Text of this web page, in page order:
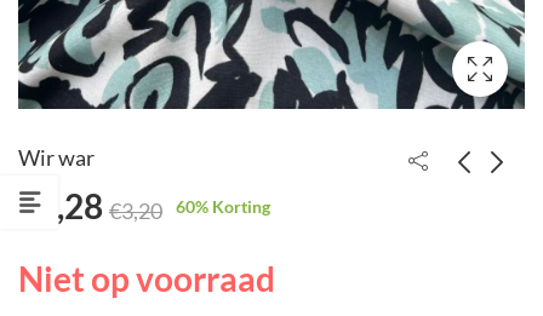
Wir war
€1,28 €3,20 60% Korting
Niet op voorraad